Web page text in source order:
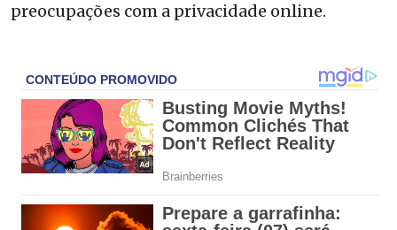
preocupações com a privacidade online.